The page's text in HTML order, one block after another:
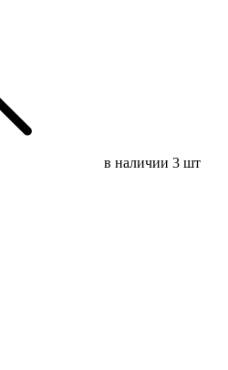
в наличии 3 шт